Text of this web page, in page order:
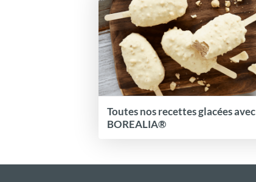
Toutes nos recettes glacées avec
BOREALIA®